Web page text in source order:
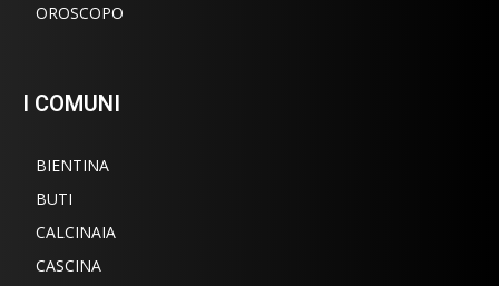
OROSCOPO
I COMUNI
BIENTINA
BUTI
CALCINAIA
CASCINA